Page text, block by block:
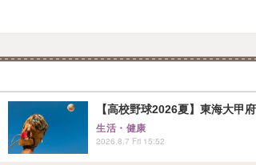
【高校野球2026夏】東海大甲
生活・健康
2026.8.7 Fri 15:52